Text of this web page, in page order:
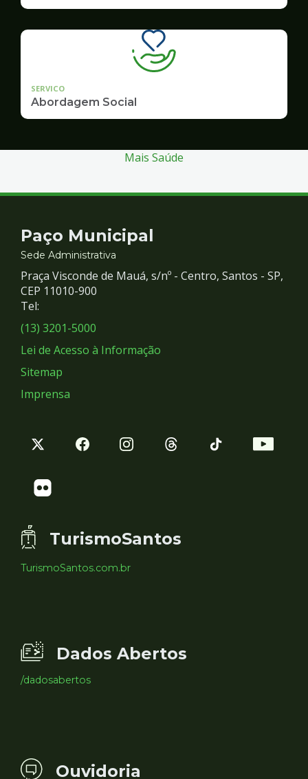
SERVICO
Abordagem Social
Mais Saúde
Contato
e
Redes
Sociais
Paço Municipal
Sede Administrativa
Praça Visconde de Mauá, s/nº - Centro, Santos - SP,
CEP 11010-900
Tel:
(13) 3201-5000
Lei de Acesso à Informação
Sitemap
Imprensa
TurismoSantos
TurismoSantos.com.br
Dados Abertos
/dadosabertos
Ouvidoria